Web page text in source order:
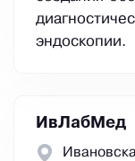
эндоскопии.
ИвЛабМед